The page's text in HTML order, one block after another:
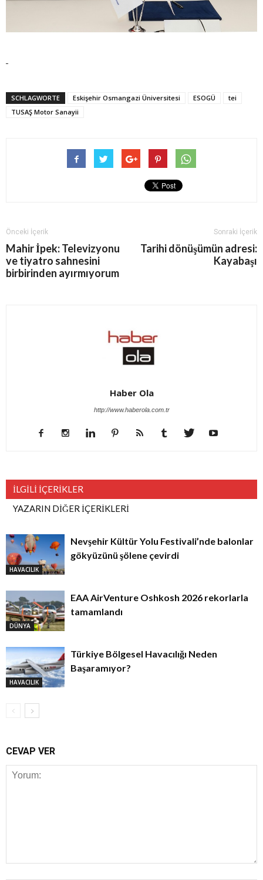
SCHLAGWORTE Eskişehir Osmangazi Üniversitesi ESOGÜ
tei
TUSAŞ Motor Sanayii
Önceki İçerik
Mahir İpek: Televizyonu
ve tiyatro sahnesini
birbirinden ayırmıyorum
Sonraki İçerik
Tarihi dönüşümün adresi:
Kayabaşı
Haber Ola
http://www.haberola.com.tr
İLGİLİ İÇERİKLER
YAZARIN DİĞER İÇERİKLERİ
HAVACILIK
Nevşehir Kültür Yolu Festivali’nde balonlar
gökyüzünü şölene çevirdi
DÜNYA
EAA AirVenture Oshkosh 2026 rekorlarla
tamamlandı
HAVACILIK
Türkiye Bölgesel Havacılığı Neden
Başaramıyor?
CEVAP VER